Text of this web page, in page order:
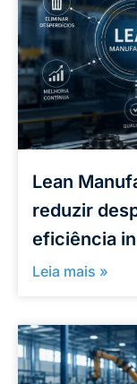
Lean
reduzir
eficiência
Leia mais »